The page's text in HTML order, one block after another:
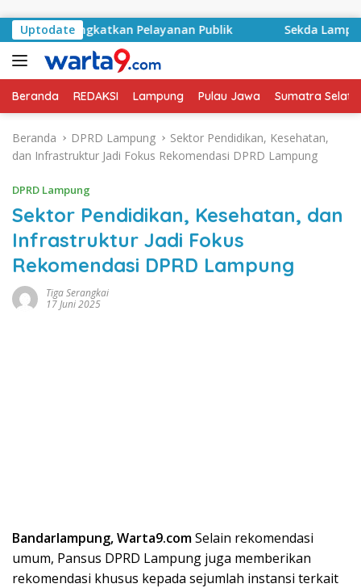
Uptodate
dan Tingkatkan Pelayanan Publik Sekda
Beranda REDAKSI Lampung Pulau Jawa Sumatra
Beranda DPRD Lampung
Sektor Pendidikan, Kesehatan,
dan Infrastruktur Jadi Fokus Rekomendasi DPRD Lampung
DPRD Lampung
Sektor Pendidikan, Kesehatan, dan
Infrastruktur Jadi Fokus
Rekomendasi DPRD Lampung
Tiga Serangkai
17 Juni 2025
Bandarlampung, Warta9.comSelain rekomendasi
umum, Pansus DPRD Lampung juga memberikan
rekomendasi khusus kepada sejumlah instansi terkait